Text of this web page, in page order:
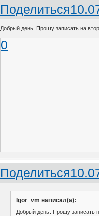
Поделиться
Добрый день. Прошу записать на
0
Поделиться
Igor_vm написал(а):
Добрый день. Прошу записать